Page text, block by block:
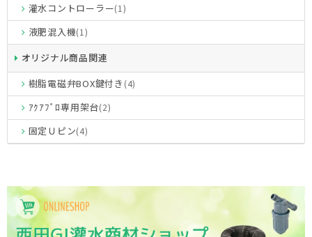
灌水コントローラー(1)
液肥混入機(1)
オリジナル商品関連
樹脂電磁弁BOX鍵付き (4)
ｱｸｱﾌﾟﾛ専用架台(2)
固定Ｕピン(4)